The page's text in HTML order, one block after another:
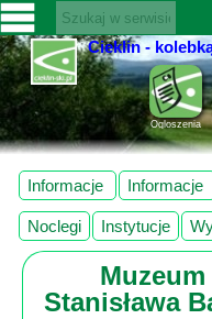
SERWISY
CIEKLIN-
SKI.PL
Wiadomości
Kultura
Sport
Fotorelacja
Pogoda
Cieklin -
Ogloszenia
Informacje Informacje
Noclegi Instytucje
Stanisława